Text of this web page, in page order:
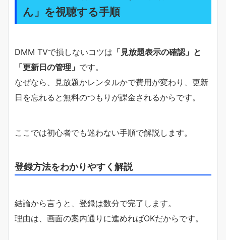
ん」を視聴する手順
DMM TVで損しないコツは 「見放題表示の確認」と
「更新日の管理」 です。
なぜなら、見放題かレンタルかで費用が変わり、更新
日を忘れると無料のつもりが課金されるからです。
ここでは初心者でも迷わない手順で解説します。
登録方法をわかりやすく解説
結論から言うと、登録は数分で完了します。
理由は、画面の案内通りに進めればOKだからです。